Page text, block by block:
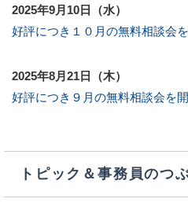
2025年9月10日（水）
好評につき１０月の無料相談会
2025年8月21日（木）
好評につき９月の無料相談会を
トピック＆事務員のつ